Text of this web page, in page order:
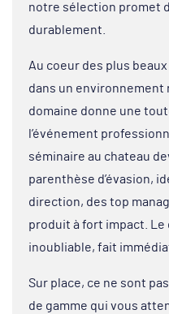
notre sélection promet
durablement.
Au coeur des plus
dans un environnement
domaine donne une
l’événement
séminaire au chateau
parenthèse d’évasion,
direction, des top
produit à fort impact.
inoubliable, fait
Sur place, ce ne sont
de gamme qui vous